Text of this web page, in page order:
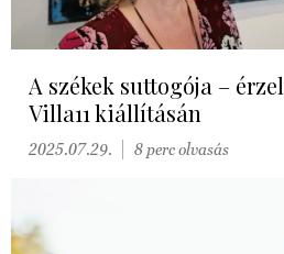
A székek suttogója –
Villa11 kiállításán
2025.07.29. 8 perc olvasás